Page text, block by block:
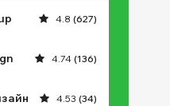
4.8 (627)
4.74 (136)
4.53 (34)